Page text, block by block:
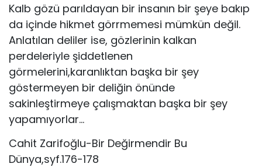
Kalb gözü parıldayan bir insanın bir şeye bakıp
da içinde hikmet görrmemesi mümkün değil.
Anlatılan deliler ise, gözlerinin kalkan
perdeleriyle şiddetlenen
görmelerini,karanlıktan başka bir şey
göstermeyen bir deliğin önünde
sakinleştirmeye çalışmaktan başka bir şey
yapamıyorlar…
Cahit Zarifoğlu-Bir Değirmendir Bu
Dünya,syf.176-178